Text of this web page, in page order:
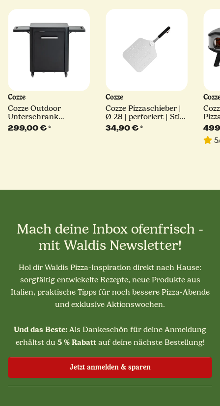
Cozze
Cozze Outdoor
Unterschrank
Außenküche Tisch,
schwarz
299,00 €*
Cozze
Cozze Pizzaschieber |
Ø 28 | perforiert | Stiel
60 cm
34,90 €*
Mach deine Inbox ofenfrisch -
mit Waldis Newsletter!
Hol dir Waldis Pizza-Inspiration direkt nach Hause:
sorgfältig entwickelte Rezepte, neue Produkte aus
Italien, praktische Tipps für noch bessere Pizza-Abende
und exklusive Aktionswochen.
Und das Beste: Als Dankeschön für deine Anmeldung
erhältst du 5 % Rabattauf deine nächste Bestellung!
Jetzt anmelden & sparen